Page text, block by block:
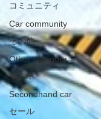
コミュニティ
Car community
その他
Other category
中古車
Secondhand car
セール